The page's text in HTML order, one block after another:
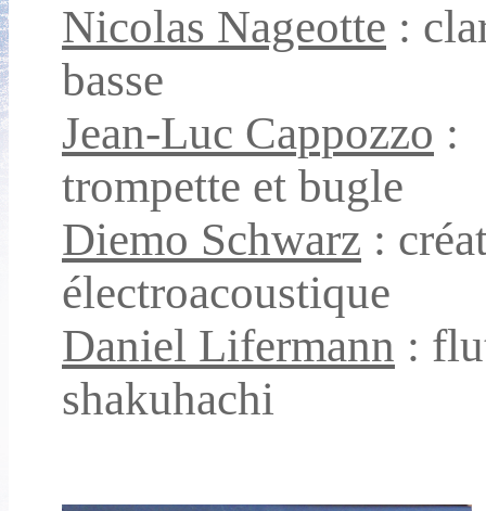
Nicolas Nageotte :
basse
Jean-Luc Cappozzo :
trompette et bugle
Diemo Schwarz :
électroacoustique
Daniel Lifermann :
shakuhachi